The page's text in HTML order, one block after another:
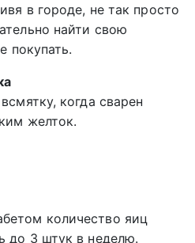
в городе, не так просто
найти свою
покупать.
когда сварен
желток.
количество яиц
до 3 штук в неделю.